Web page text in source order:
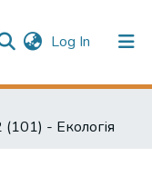
Log In (current)
(101) - Екологія